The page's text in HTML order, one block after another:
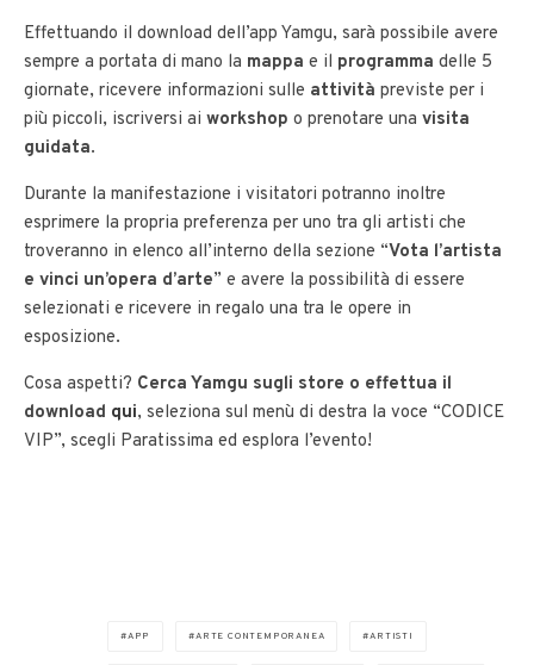
Effettuando il download dell’app Yamgu, sarà possibile avere
sempre a portata di mano la mappa e il programma delle 5
giornate, ricevere informazioni sulle attività previste per i
più piccoli, iscriversi ai workshop o prenotare una visita
guidata.
Durante la manifestazione i visitatori potranno inoltre
esprimere la propria preferenza per uno tra gli artisti che
troveranno in elenco all’interno della sezione “Vota l’artista
e vinci un’opera d’arte” e avere la possibilità di essere
selezionati e ricevere in regalo una tra le opere in
esposizione.
Cosa aspetti? Cerca Yamgu sugli store o effettua il
download qui, seleziona sul menù di destra la voce “CODICE
VIP”, scegli Paratissima ed esplora l’evento!
APP ARTE CONTEMPORANEA ARTISTI